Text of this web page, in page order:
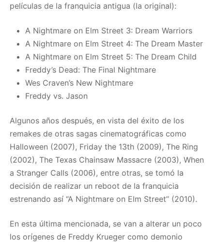
películas de la franquicia antigua (la original):
A Nightmare on Elm Street 3: Dream Warriors
A Nightmare on Elm Street 4: The Dream Master
A Nightmare on Elm Street 5: The Dream Child
Freddy’s Dead: The Final Nightmare
Wes Craven’s New Nightmare
Freddy vs. Jason
Algunos años después, en vista del éxito de los
remakes de otras sagas cinematográficas como
Halloween (2007), Friday the 13th (2009), The Ring
(2002), The Texas Chainsaw Massacre (2003), When
a Stranger Calls (2006), entre otras, se tomó la
decisión de realizar un reboot de la franquicia
estrenando así “A Nightmare on Elm Street” (2010).
En esta última mencionada, se van a alterar un poco
los orígenes de Freddy Krueger como demonio